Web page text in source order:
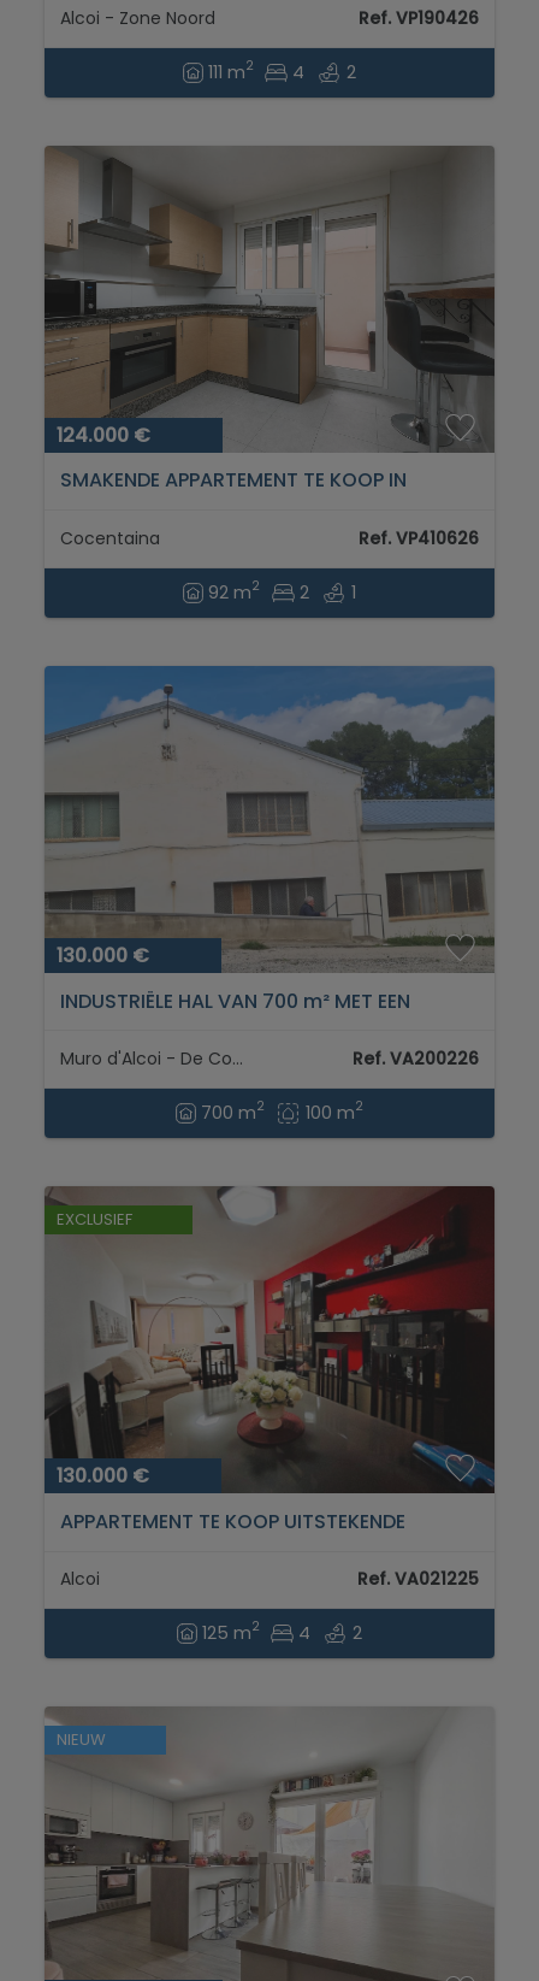
ALCOY...
Alcoi - Zone Noord Ref. VP190426
111 m2 4 2
124.000 €
SMAKENDE APPARTEMENT TE KOOP IN
Cocentaina Ref. VP410626
92 m2 2 1
130.000 €
INDUSTRIËLE HAL VAN 700 m² MET EEN
OPERATIECAPACITEIT...
Muro d'Alcoi - De Comtat Ref. VA200226
700 m2 100 m2
EXCLUSIEF
130.000 €
APPARTEMENT TE KOOP UITSTEKENDE
Alcoi Ref. VA021225
125 m2 4 2
NIEUW